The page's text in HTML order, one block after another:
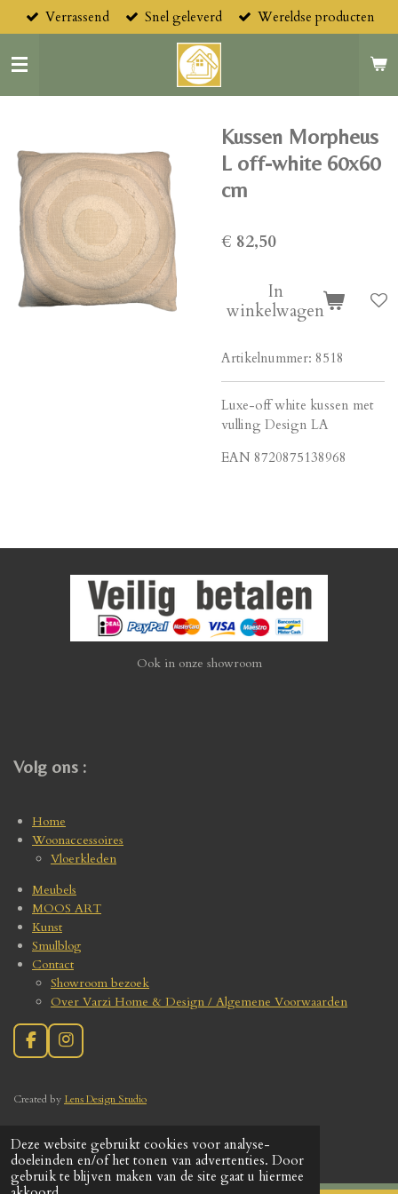
Deze website gebruikt cookies voor analyse-
doeleinden en/of het tonen van advertenties. Door
gebruik te blijven maken van de site gaat u hiermee
direct
naar
de
hoofdinhoud
Verrassend Snel geleverd Wereldse producten
Kussen Morpheus
L off-white 60x60
cm
€ 82,50
In
winkelwagen
Artikelnummer: 8518
Luxe-off white kussen met
vulling Design LA
EAN 8720875138968
Ook in onze showroom
Volg ons :
Home
Woonaccessoires
Vloerkleden
Meubels
MOOS ART
Kunst
Smulblog
Contact
Showroom bezoek
Over Varzi Home & Design / Algemene Voorwaarden
F
a
e
o
k
I
n
t
r
a
m
Created by Lens Design Studio
© 2020VARZIHOME